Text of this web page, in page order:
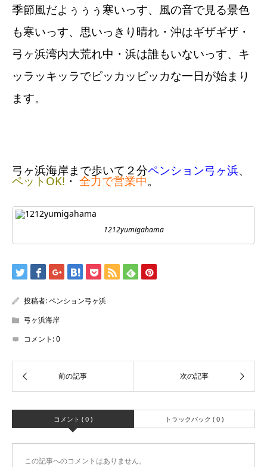
季節風だよぅぅぅ寒いっす、風の音で見る景色
も寒いっす、思いっきり晴れ・沖はギザギザ・
弓ヶ浜湾内大荒れ中・浜は誰もいないっす、キ
ッラッキッラでピッカッピッカな一日が始まり
ます。
弓ヶ浜海岸まで歩いて２分ペンション弓ヶ浜、
ペットOK! ・ 全力で営業中。
1212yumigahama
投稿者:ペンション弓ヶ浜
弓ヶ浜海岸
コメント:0
コメント ( 0 ) トラックバック ( 0 )
この記事へのコメントはありません。